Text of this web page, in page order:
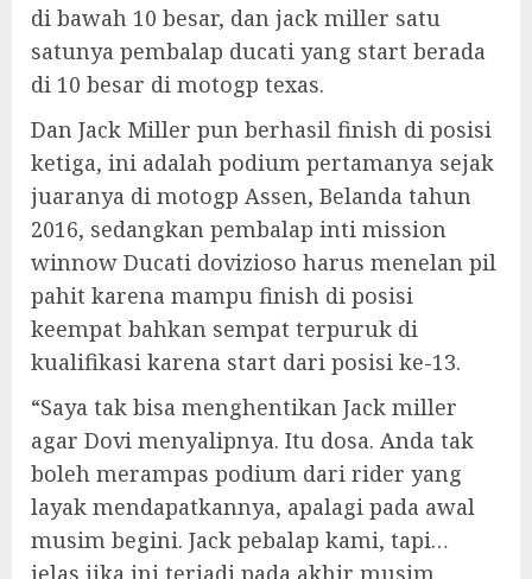
di bawah 10 besar, dan jack miller satu
satunya pembalap ducati yang start berada
di 10 besar di motogp texas.
Dan Jack Miller pun berhasil finish di posisi
ketiga, ini adalah podium pertamanya sejak
juaranya di motogp Assen, Belanda tahun
2016, sedangkan pembalap inti mission
winnow Ducati dovizioso harus menelan pil
pahit karena mampu finish di posisi
keempat bahkan sempat terpuruk di
kualifikasi karena start dari posisi ke-13.
“Saya tak bisa menghentikan Jack miller
agar Dovi menyalipnya. Itu dosa. Anda tak
boleh merampas podium dari rider yang
layak mendapatkannya, apalagi pada awal
musim begini. Jack pebalap kami, tapi…
jelas jika ini terjadi pada akhir musim,